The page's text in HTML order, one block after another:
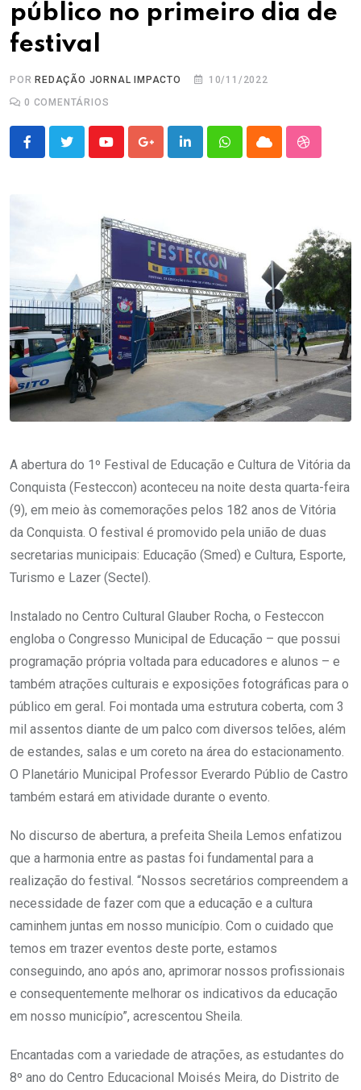
público no primeiro dia de
festival
POR REDAÇÃO JORNAL IMPACTO
10/11/2022
0 COMENTÁRIOS
YoutubeGoogle+LinkedInWhatsappCloud
A abertura do 1º Festival de Educação e Cultura de Vitória da
Conquista (Festeccon) aconteceu na noite desta quarta-feira
(9), em meio às comemorações pelos 182 anos de Vitória
da Conquista. O festival é promovido pela união de duas
secretarias municipais: Educação (Smed) e Cultura, Esporte,
Turismo e Lazer (Sectel).
Instalado no Centro Cultural Glauber Rocha, o Festeccon
engloba o Congresso Municipal de Educação – que possui
programação própria voltada para educadores e alunos – e
também atrações culturais e exposições fotográficas para o
público em geral. Foi montada uma estrutura coberta, com 3
mil assentos diante de um palco com diversos telões, além
de estandes, salas e um coreto na área do estacionamento.
O Planetário Municipal Professor Everardo Públio de Castro
também estará em atividade durante o evento.
No discurso de abertura, a prefeita Sheila Lemos enfatizou
que a harmonia entre as pastas foi fundamental para a
realização do festival. “Nossos secretários compreendem a
necessidade de fazer com que a educação e a cultura
caminhem juntas em nosso município. Com o cuidado que
temos em trazer eventos deste porte, estamos
conseguindo, ano após ano, aprimorar nossos profissionais
e consequentemente melhorar os indicativos da educação
em nosso município”, acrescentou Sheila.
Encantadas com a variedade de atrações, as estudantes do
8º ano do Centro Educacional Moisés Meira, do Distrito de